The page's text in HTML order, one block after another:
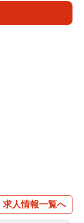
求人情報一覧へ